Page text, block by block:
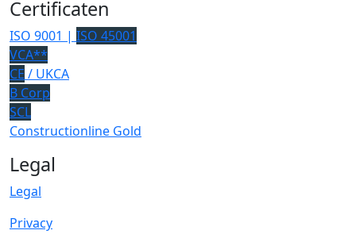
Certificaten
ISO 9001 | ISO 45001
VCA**
CE / UKCA
B Corp
SCL
Constructionline Gold
Legal
Legal
Privacy